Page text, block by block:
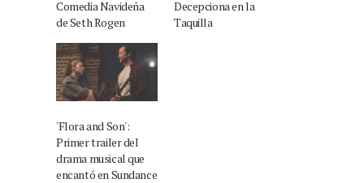
Comedia Navideña
de Seth Rogen
Decepciona en la
Taquilla
'Flora and Son':
Primer trailer del
drama musical que
encantó en Sundance